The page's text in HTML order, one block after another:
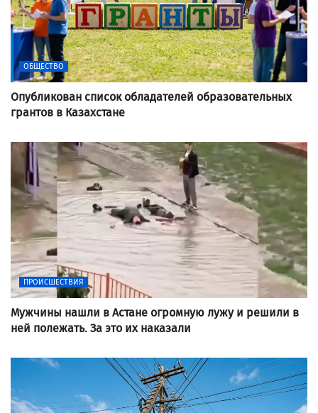
ОБЩЕСТВО
Опубликован список обладателей образовательных
грантов в Казахстане
ПРОИСШЕСТВИЯ
Мужчины нашли в Астане огромную лужу и решили в
ней полежать. За это их наказали